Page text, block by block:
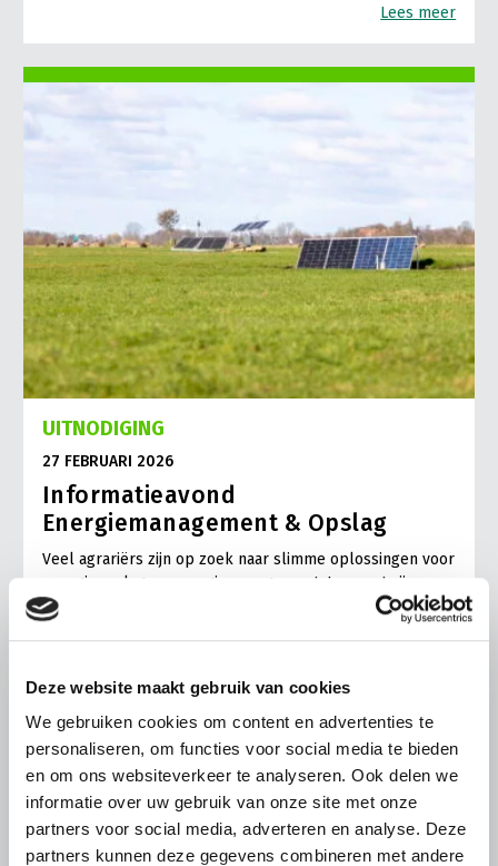
Deze website maakt gebruik van cookies
We gebruiken cookies om content en advertenties te
personaliseren, om functies voor social media te bieden
en om ons websiteverkeer te analyseren. Ook delen we
informatie over uw gebruik van onze site met onze
partners voor social media, adverteren en analyse. Deze
partners kunnen deze gegevens combineren met andere
Lees meer
UITNODIGING
27 FEBRUARI 2026
Informatieavond
Energiemanagement & Opslag
Veel agrariërs zijn op zoek naar slimme oplossingen voor
energieopslag en energiemanagement. In maart zijn er
informatieavonden over Energiemanagement & Opslag.
Lees meer